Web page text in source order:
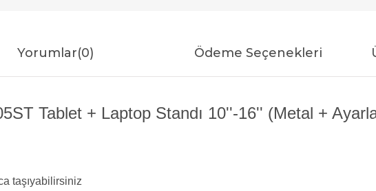
Yorumlar(0) Ödeme Seçenekleri
Tablet + Laptop Standı 10''-16'' (Metal +
taşıyabilirsiniz